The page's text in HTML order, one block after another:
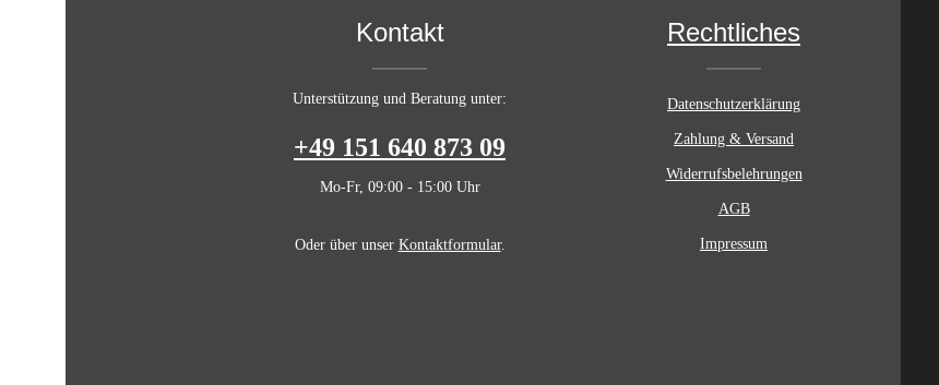
Kontakt
Unterstützung und Beratung unter:
+49 151 640 873 09
Mo-Fr, 09:00 - 15:00 Uhr
Oder über unser Kontaktformular.
Rechtliches
Datenschutzerklärung
Zahlung & Versand
Widerrufsbelehrungen
AGB
Impressum